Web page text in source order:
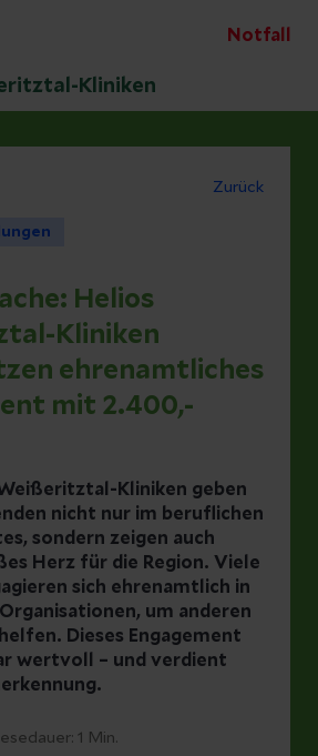
Notfall
Kliniken
Zurück
Helios
Kliniken
ehrenamtliches
mit 2.400,-
Kliniken geben
nicht nur im beruflichen
sondern zeigen auch
Herz für die Region. Viele
sich ehrenamtlich in
um anderen
Dieses Engagement
wertvoll – und verdient
1 Min.